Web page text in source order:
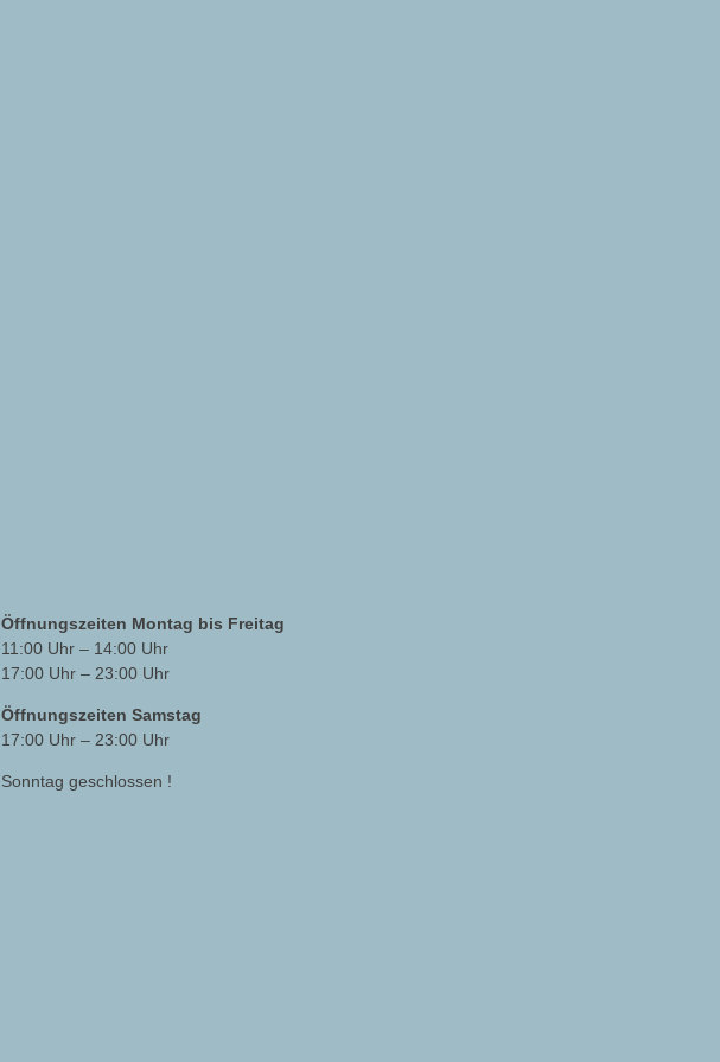
Öffnungszeiten Montag bis Freitag
11:00 Uhr – 14:00 Uhr
17:00 Uhr – 23:00 Uhr
Öffnungszeiten Samstag
17:00 Uhr – 23:00 Uhr
Sonntag geschlossen !